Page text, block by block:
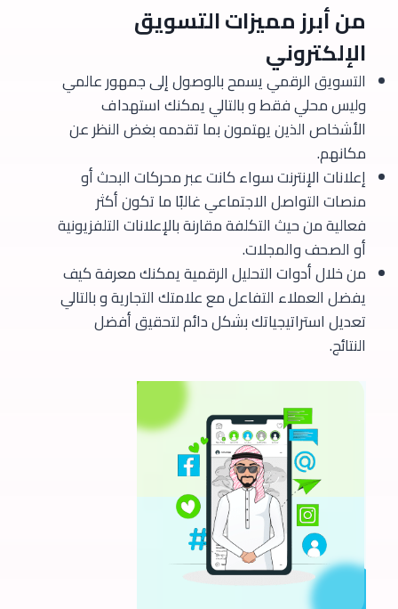
من أبرز مميزات التسويق
الإلكتروني
التسويق الرقمي يسمح بالوصول إلى جمهور عالمي
وليس محلي فقط و بالتالي يمكنك استهداف
الأشخاص الذين يهتمون بما تقدمه بغض النظر عن
مكانهم.
إعلانات الإنترنت سواء كانت عبر محركات البحث أو
منصات التواصل الاجتماعي غالبًا ما تكون أكثر
فعالية من حيث التكلفة مقارنة بالإعلانات التلفزيونية
أو الصحف والمجلات.
من خلال أدوات التحليل الرقمية يمكنك معرفة كيف
يفضل العملاء التفاعل مع علامتك التجارية و بالتالي
تعديل استراتيجياتك بشكل دائم لتحقيق أفضل
النتائج.